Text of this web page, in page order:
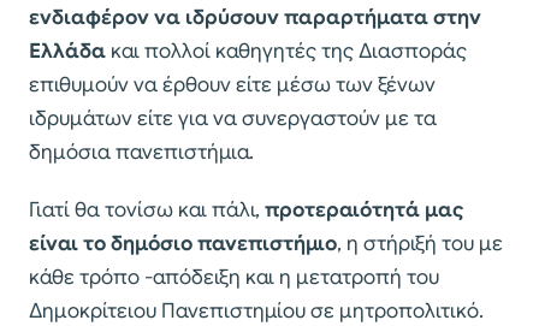
ενδιαφέρον να ιδρύσουν παραρτήματα στην
Ελλάδα και πολλοί καθηγητές της Διασποράς
επιθυμούν να έρθουν είτε μέσω των ξένων
ιδρυμάτων είτε για να συνεργαστούν με τα
δημόσια πανεπιστήμια.
Γιατί θα τονίσω και πάλι, προτεραιότητά μας
είναι το δημόσιο πανεπιστήμιο, η στήριξή του με
κάθε τρόπο -απόδειξη και η μετατροπή του
Δημοκρίτειου Πανεπιστημίου σε μητροπολιτικό.